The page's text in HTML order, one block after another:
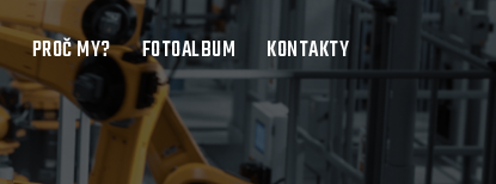
PROČ MY? FOTOALBUM KONTAKTY